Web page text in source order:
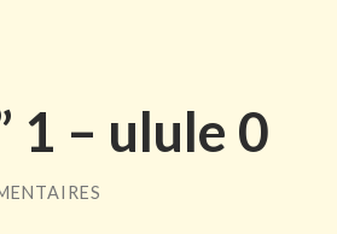
1 – ulule 0